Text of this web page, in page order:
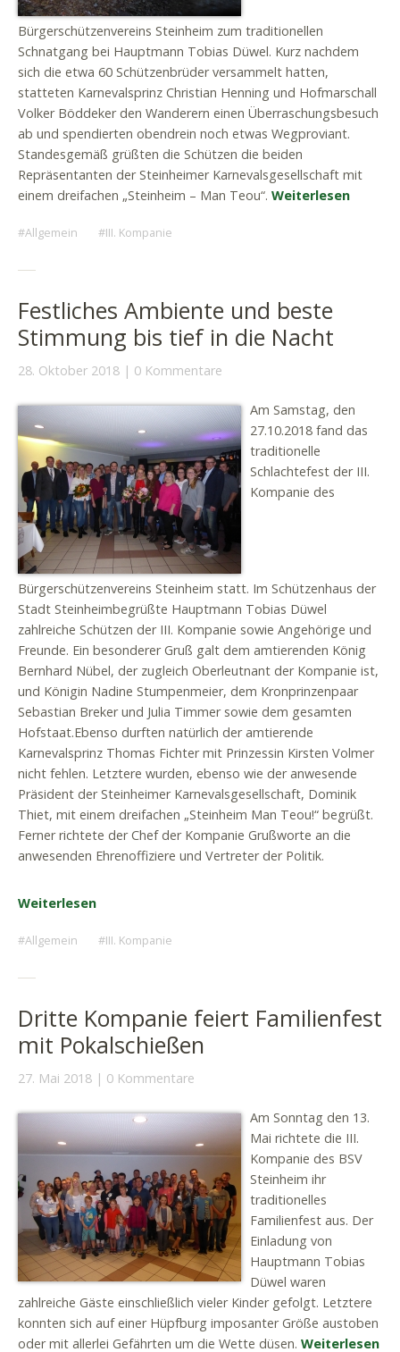
Bürgerschützenvereins Steinheim zum traditionellen
Schnatgang bei Hauptmann Tobias Düwel. Kurz nachdem
sich die etwa 60 Schützenbrüder versammelt hatten,
statteten Karnevalsprinz Christian Henning und Hofmarschall
Volker Böddeker den Wanderern einen Überraschungsbesuch
ab und spendierten obendrein noch etwas Wegproviant.
Standesgemäß grüßten die Schützen die beiden
Repräsentanten der Steinheimer Karnevalsgesellschaft mit
einem dreifachen „Steinheim – Man Teou“. Weiterlesen
Allgemein III. Kompanie
Festliches Ambiente und beste
Stimmung bis tief in die Nacht
28. Oktober 2018 0 Kommentare
Am Samstag, den
27.10.2018 fand das
traditionelle
Schlachtefest der III.
Kompanie des
Bürgerschützenvereins Steinheim statt. Im Schützenhaus der
Stadt Steinheimbegrüßte Hauptmann Tobias Düwel
zahlreiche Schützen der III. Kompanie sowie Angehörige und
Freunde. Ein besonderer Gruß galt dem amtierenden König
Bernhard Nübel, der zugleich Oberleutnant der Kompanie ist,
und Königin Nadine Stumpenmeier, dem Kronprinzenpaar
Sebastian Breker und Julia Timmer sowie dem gesamten
Hofstaat.Ebenso durften natürlich der amtierende
Karnevalsprinz Thomas Fichter mit Prinzessin Kirsten Volmer
nicht fehlen. Letztere wurden, ebenso wie der anwesende
Präsident der Steinheimer Karnevalsgesellschaft, Dominik
Thiet, mit einem dreifachen „Steinheim Man Teou!“ begrüßt.
Ferner richtete der Chef der Kompanie Grußworte an die
anwesenden Ehrenoffiziere und Vertreter der Politik.
Weiterlesen
Allgemein III. Kompanie
Dritte Kompanie feiert Familienfest
mit Pokalschießen
27. Mai 2018 0 Kommentare
Am Sonntag den 13.
Mai richtete die III.
Kompanie des BSV
Steinheim ihr
traditionelles
Familienfest aus. Der
Einladung von
Hauptmann Tobias
Düwel waren
zahlreiche Gäste einschließlich vieler Kinder gefolgt. Letztere
konnten sich auf einer Hüpfburg imposanter Größe austoben
oder mit allerlei Gefährten um die Wette düsen. Weiterlesen